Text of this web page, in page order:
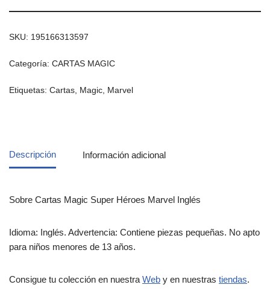
SKU: 195166313597
Categoría: CARTAS MAGIC
Etiquetas: Cartas Magic Marvel
Descripción Información adicional
Sobre Cartas Magic Super Héroes Marvel Inglés
Idioma: Inglés. Advertencia: Contiene piezas pequeñas. No apto
para niños menores de 13 años.
Consigue tu colección en nuestra Web y en nuestras tiendas.